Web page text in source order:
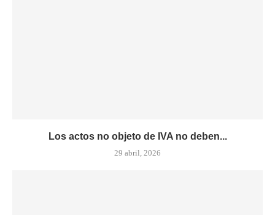
Los actos no objeto de IVA no deben...
29 abril, 2026